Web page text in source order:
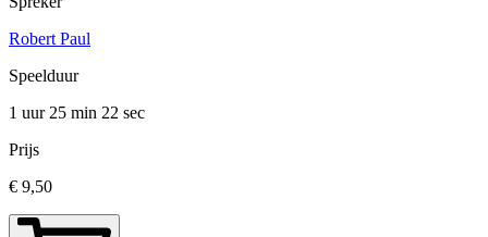
Robert Paul
Speelduur
1 uur 25 min 22 sec
Prijs
€ 9,50